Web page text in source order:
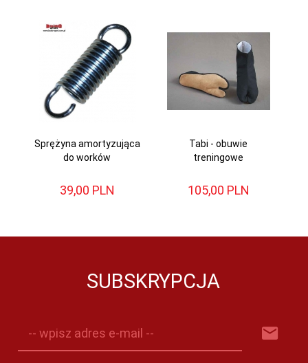
Sprężyna amortyzująca
do worków
39,00 PLN
Tabi - obuwie
treningowe
105,00 PLN
SUBSKRYPCJA
-- wpisz adres e-mail --